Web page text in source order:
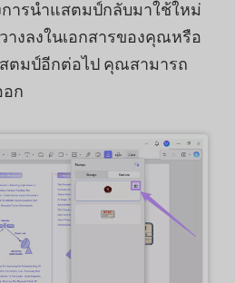
ารนําแสตมป์กลับมาใช้ใหม่
งลงในเอกสารของคุณหรือ
ตมป์อีกต่อไป คุณสามารถ
ก